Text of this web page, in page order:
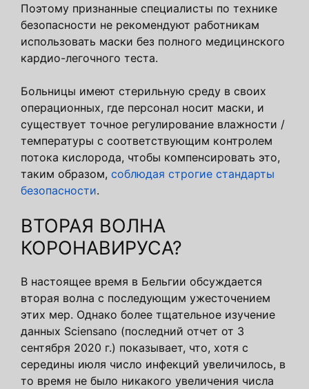
Поэтому признанные специалисты по технике
безопасности не рекомендуют работникам
использовать маски без полного медицинского
кардио-легочного теста.
Больницы имеют стерильную среду в своих
операционных, где персонал носит маски, и
существует точное регулирование влажности /
температуры с соответствующим контролем
потока кислорода, чтобы компенсировать это,
таким образом, соблюдая строгие стандарты
безопасности.
ВТОРАЯ ВОЛНА
КОРОНАВИРУСА?
В настоящее время в Бельгии обсуждается
вторая волна с последующим ужесточением
этих мер. Однако более тщательное изучение
данных Sciensano (последний отчет от 3
сентября 2020 г.) показывает, что, хотя с
середины июля число инфекций увеличилось, в
то время не было никакого увеличения числа